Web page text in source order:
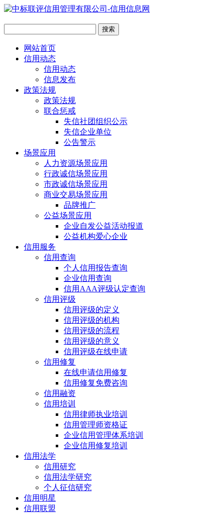
网站首页
信用动态
信用动态
信息发布
政策法规
政策法规
联合惩戒
失信社团组织公示
失信企业单位
公告警示
场景应用
人力资源场景应用
行政诚信场景应用
市政诚信场景应用
商业交易场景应用
品牌推广
公益场景应用
企业自发公益活动报道
公益机构爱心企业
信用服务
信用查询
个人信用报告查询
企业信用查询
信用AAA评级认定查询
信用评级
信用评级的定义
信用评级的机构
信用评级的流程
信用评级的意义
信用评级在线申请
信用修复
在线申请信用修复
信用修复免费咨询
信用融资
信用培训
信用律师执业培训
信用管理师资格证
企业信用管理体系培训
企业信用修复培训
信用法学
信用研究
信用法学研究
个人征信研究
信用明星
信用联盟